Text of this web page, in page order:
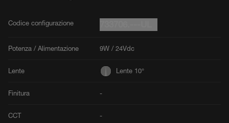
Codice configurazione
Potenza / Alimentazione 9W / 24Vdc
Lente Lente 10°
Finitura -
CCT -